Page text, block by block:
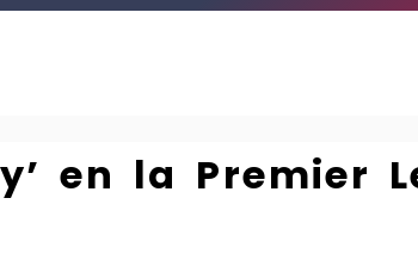
en la Premier